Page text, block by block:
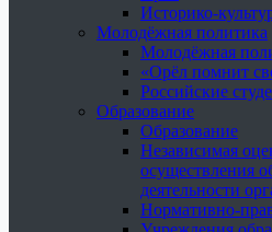
Историко-
Молодёжная политика
Молодёжная
«Орёл помнит
Российские
Образование
Образование
Независимая
осуществления
деятельности
Нормативно-